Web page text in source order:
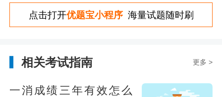
点击打开优题宝小程序海量试题随时刷
相关考试指南 更多 >
一消成绩三年有效怎么